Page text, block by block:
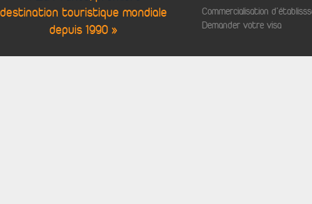
destination touristique mondiale
depuis 1990 »
Commercialisation
Demander votre visa